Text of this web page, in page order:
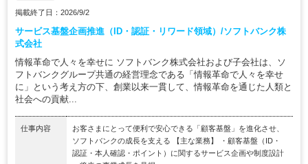
掲載終了日：2026/9/2
サービス基盤企画推進（ID・認証・リワード領域）/ソフトバンク株
式会社
情報革命で人々を幸せに ソフトバンク株式会社および子会社は、ソ
フトバンクグループ共通の経営理念である「情報革命で人々を幸せ
に」という考え方の下、創業以来一貫して、情報革命を通じた人類と
社会への貢献...
仕事内容
お客さまにとって便利で安心できる「顧客基盤」を進化させ、
ソフトバンクの成長を支える 【主な業務】 ・顧客基盤（ID・
認証・本人確認・ポイント）に関するサービス企画や制度設計